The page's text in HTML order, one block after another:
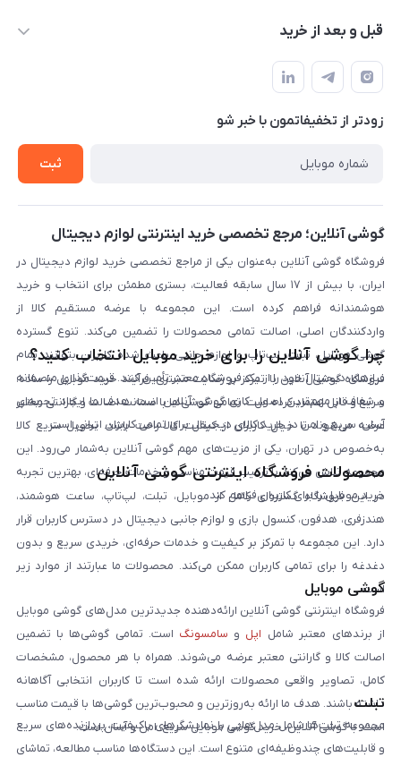
درباره ما
حساب کاربری
حریم خصوصی
بلاگ
قبل و بعد از خرید
نحوه خرید از گوشی آنلاین
شرایط ضمانت هفت روزه
روش ارسال کالا در گوشی آنلاین
روش بازگردانی کالا
زودتر از تخفیفاتمون با خبر شو
ثبت
گوشی آنلاین؛ مرجع تخصصی خرید اینترنتی لوازم دیجیتال
فروشگاه گوشی آنلاین به‌عنوان یکی از مراجع تخصصی خرید لوازم دیجیتال در
ایران، با بیش از ۱۷ سال سابقه فعالیت، بستری مطمئن برای انتخاب و خرید
هوشمندانه فراهم کرده است. این مجموعه با عرضه مستقیم کالا از
واردکنندگان اصلی، اصالت تمامی محصولات را تضمین می‌کند. تنوع گسترده
گوشی موبایل، تبلت، لپ‌تاپ و لوازم جانبی باعث شده کاربران بتوانند تمام
نیازهای دیجیتال خود را از یک فروشگاه معتبر تأمین کنند. قیمت‌گذاری منصفانه
و شفاف از مهم‌ترین اصول کاری گوشی آنلاین است. هدف ما ایجاد تجربه‌ای
آسان، سریع و امن در خرید کالای دیجیتال برای تمامی کاربران ایرانی است.
چرا گوشی آنلاین را برای خرید موبایل انتخاب کنید؟
فروشگاه گوشی آنلاین با تمرکز بر رضایت مشتری، فرآیند خرید موبایل را ساده،
سریع و قابل اعتماد کرده است. تمامی گوشی‌ها با ضمانت اصالت و گارانتی معتبر
عرضه می‌شوند تا خیال کاربران از کیفیت کالا راحت باشد. تحویل سریع کالا
به‌خصوص در تهران، یکی از مزیت‌های مهم گوشی آنلاین به‌شمار می‌رود. این
مجموعه تلاش می‌کند با ترکیب قیمت مناسب و خدمات حرفه‌ای، بهترین تجربه
خرید موبایل را برای کاربران فراهم کند.
محصولات فروشگاه اینترنتی گوشی آنلاین
در این فروشگاه گستره‌ای کامل از موبایل، تبلت، لپ‌تاپ، ساعت هوشمند،
هندزفری، هدفون، کنسول بازی و لوازم جانبی دیجیتال در دسترس کاربران قرار
دارد. این مجموعه با تمرکز بر کیفیت و خدمات حرفه‌ای، خریدی سریع و بدون
دغدغه را برای تمامی کاربران ممکن می‌کند. محصولات ما عبارتند از موارد زیر
است:
گوشی موبایل
فروشگاه اینترنتی گوشی آنلاین ارائه‌دهنده جدیدترین مدل‌های گوشی موبایل
از برندهای معتبر شامل اپل و سامسونگ است. تمامی گوشی‌ها با تضمین
اصالت کالا و گارانتی معتبر عرضه می‌شوند. همراه با هر محصول، مشخصات
کامل، تصاویر واقعی محصولات ارائه شده است تا کاربران انتخابی آگاهانه
داشته باشند. هدف ما ارائه به‌روزترین و محبوب‌ترین گوشی‌ها با قیمت مناسب
است. با گوشی آنلاین، خرید گوشی موبایل سریع، امن و آسان است.
تبلت
مجموعه تبلت‌ها شامل مدل‌هایی با نمایشگرهای باکیفیت، پردازنده‌های سریع
و قابلیت‌های چندوظیفه‌ای متنوع است. این دستگاه‌ها مناسب مطالعه، تماشای